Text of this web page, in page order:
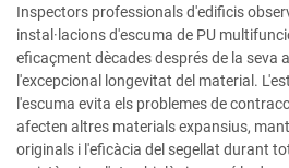
Inspectors professionals d'edificis
instal·lacions d'escuma de PU
eficaçment dècades després de la seva
l'excepcional longevitat del material.
l'escuma evita els problemes de
afecten altres materials expansius,
originals i l'eficàcia del segellat durant